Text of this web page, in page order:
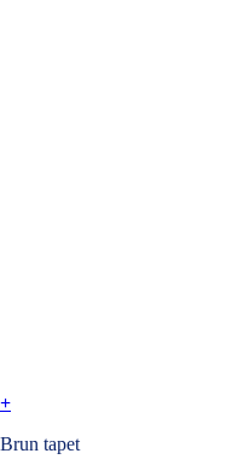
+
Brun tapet